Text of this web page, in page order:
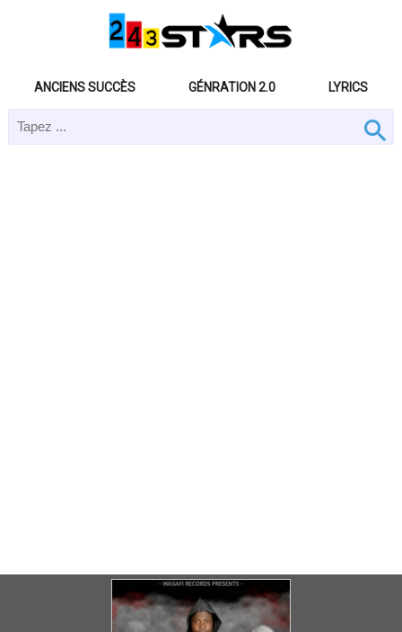
ANCIENS SUCCÈS GÉNRATION 2.0 LYRICS